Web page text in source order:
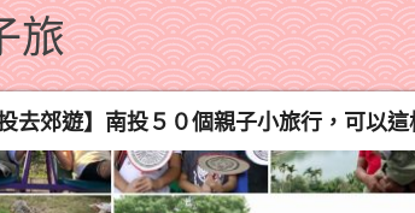
旅
投去郊遊】南投５０個親子小旅行，可以